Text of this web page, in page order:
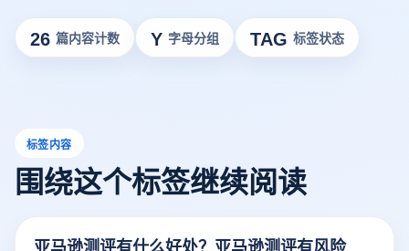
26 篇内容计数 Y 字母分组 TAG 标签状态
标签内容
围绕这个标签继续阅读
亚马逊测评有什么好处？亚马逊测评有风险